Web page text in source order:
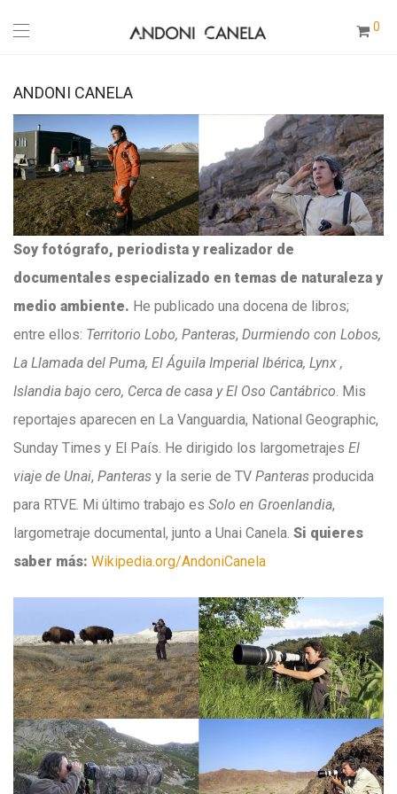
0
ANDONI CANELA
Soy fotógrafo, periodista y realizador de
documentales especializado en temas de naturaleza y
medio ambiente. He publicado una docena de libros;
entre ellos: Territorio Lobo, Panteras, Durmiendo con Lobos,
La Llamada del Puma, El Águila Imperial Ibérica, Lynx ,
Islandia bajo cero, Cerca de casa y El Oso Cantábrico. Mis
reportajes aparecen en La Vanguardia, National Geographic,
Sunday Times y El País. He dirigido los largometrajes El
viaje de Unai, Panteras y la serie de TV Panteras producida
para RTVE. Mi último trabajo es Solo en Groenlandia,
largometraje documental, junto a Unai Canela. Si quieres
saber más: Wikipedia.org/AndoniCanela